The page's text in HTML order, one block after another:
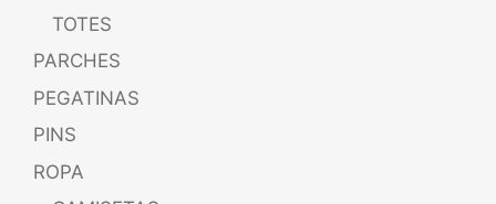
TOTES
PARCHES
PEGATINAS
PINS
ROPA